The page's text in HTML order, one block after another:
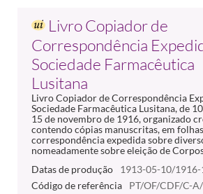
Livro Copiador de
Correspondência
Sociedade Farmacêutica
Lusitana
Livro Copiador de Correspondência
Sociedade Farmacêutica Lusitana, de
15 de novembro de 1916, organizado
contendo cópias manuscritas, em
correspondência expedida sobre
nomeadamente sobre eleição de
Datas de produção
1913-05-10/1916-
Código de referência
PT/OF/CDF/C-